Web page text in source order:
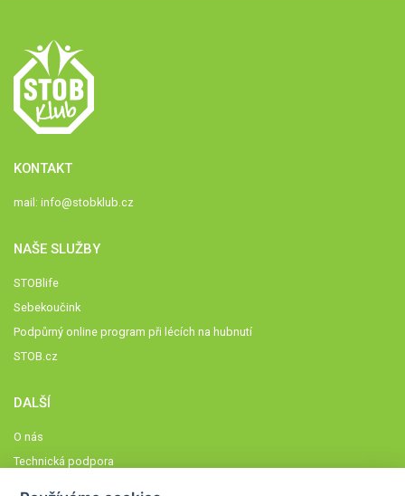
KONTAKT
mail: info@stobklub.cz
NAŠE SLUŽBY
STOBlife
Sebekoučink
Podpůrný online program při lécích na hubnutí
STOB.cz
DALŠÍ
O nás
Technická podpora